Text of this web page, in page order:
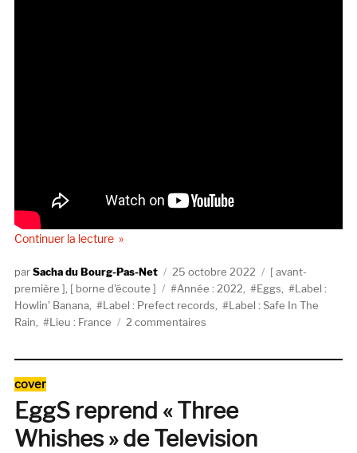
Continuer la lecturede « EggS, héros à domicile »
AuteurSacha du Bourg-Pas-Net
Publié
le
25 octobre 2022 Catégories
avant-
première , borne d'écoute Étiquettes
Année : 2022, Eggs,
Label :
Howlin' Banana, Label : Prefect records,
Label : Safe In The
Rain, Lieu : France 2 commentaires
Catégories
cover
EggS reprend « Three
Whishes » de Television